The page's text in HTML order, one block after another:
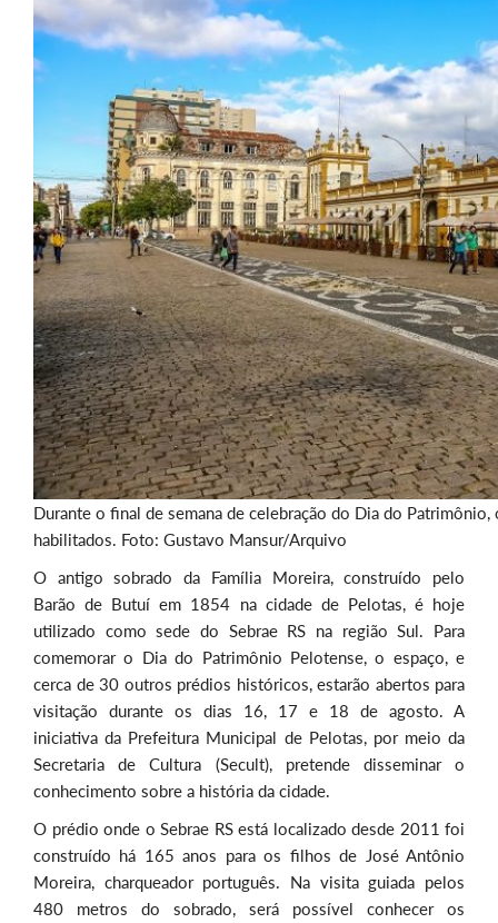
Durante o final de semana de celebração do Dia do
habilitados. Foto: Gustavo Mansur/Arquivo
O antigo sobrado da Família Moreira, construído pelo
Barão de Butuí em 1854 na cidade de Pelotas, é hoje
utilizado como sede do Sebrae RS na região Sul. Para
comemorar o Dia do Patrimônio Pelotense, o espaço, e
cerca de 30 outros prédios históricos, estarão abertos para
visitação durante os dias 16, 17 e 18 de agosto. A
iniciativa da Prefeitura Municipal de Pelotas, por meio da
Secretaria de Cultura (Secult), pretende disseminar o
conhecimento sobre a história da cidade.
O prédio onde o Sebrae RS está localizado desde 2011 foi
construído há 165 anos para os filhos de José Antônio
Moreira, charqueador português. Na visita guiada pelos
480 metros do sobrado, será possível conhecer os